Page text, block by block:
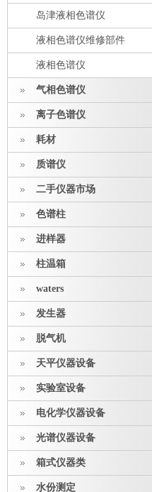
岛津液相色谱仪
液相色谱仪维修部件
液相色谱仪
气相色谱仪
离子色谱仪
耗材
质谱仪
二手仪器市场
色谱柱
进样器
柱温箱
waters
发生器
脱气机
天平仪器设备
实验室设备
电化学仪器设备
光谱仪器设备
箱式仪器类
水份测定